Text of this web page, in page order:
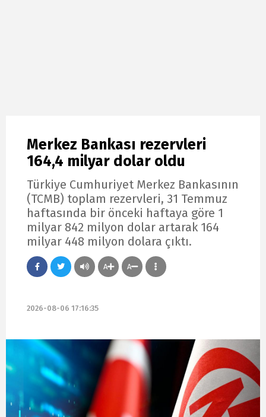
Merkez Bankası rezervleri
164,4 milyar dolar oldu
Türkiye Cumhuriyet Merkez Bankasının
(TCMB) toplam rezervleri, 31 Temmuz
haftasında bir önceki haftaya göre 1
milyar 842 milyon dolar artarak 164
milyar 448 milyon dolara çıktı.
A A
2026-08-06 17:16:35